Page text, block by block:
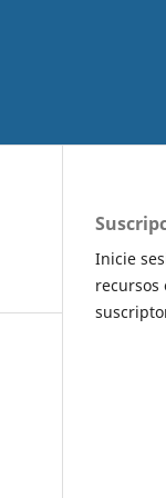
Inicie
recursos